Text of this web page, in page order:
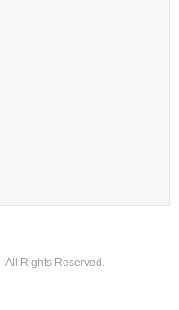
All Rights Reserved.